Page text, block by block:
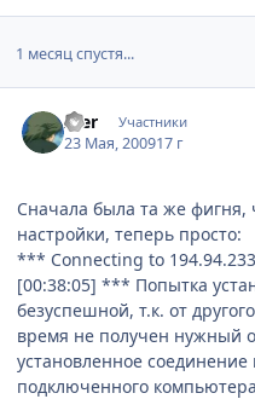
1 месяц спустя...
Aler Участники
23 Мая, 200917 г
Сначала была та же фигня,
настройки, теперь просто:
*** Connecting to
[00:38:05] *** Попытка
безуспешной, т.к. от
время не получен нужный
установленное
подключенного